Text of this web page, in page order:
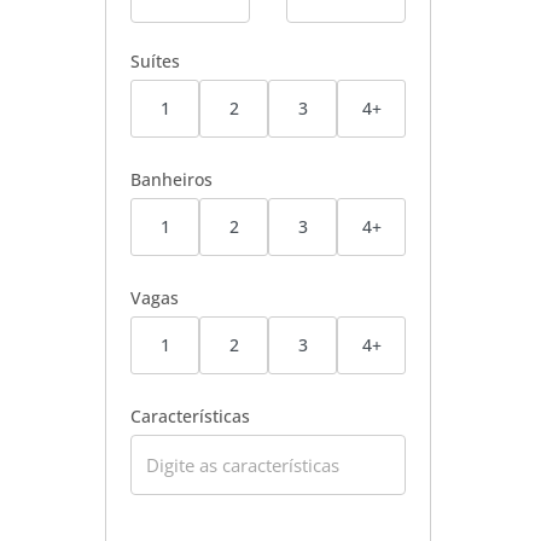
Suítes
1 2 3 4+
Banheiros
1 2 3 4+
Vagas
1 2 3 4+
Características